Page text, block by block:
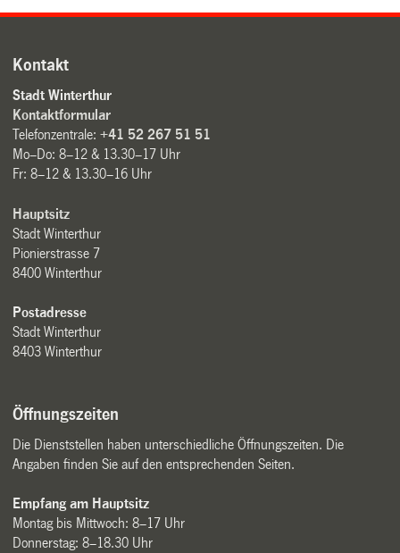
Kontakt
Stadt Winterthur
Kontaktformular
Telefonzentrale:+41 52 267 51 51
Mo–Do: 8–12 & 13.30–17 Uhr
Fr: 8–12 & 13.30–16 Uhr
Hauptsitz
Stadt Winterthur
Pionierstrasse 7
8400 Winterthur
Postadresse
Stadt Winterthur
8403 Winterthur
Öffnungszeiten
Die Dienststellen haben unterschiedliche Öffnungszeiten. Die
Angaben finden Sie auf den entsprechenden Seiten.
Empfang am Hauptsitz
Montag bis Mittwoch: 8–17 Uhr
Donnerstag: 8–18.30 Uhr